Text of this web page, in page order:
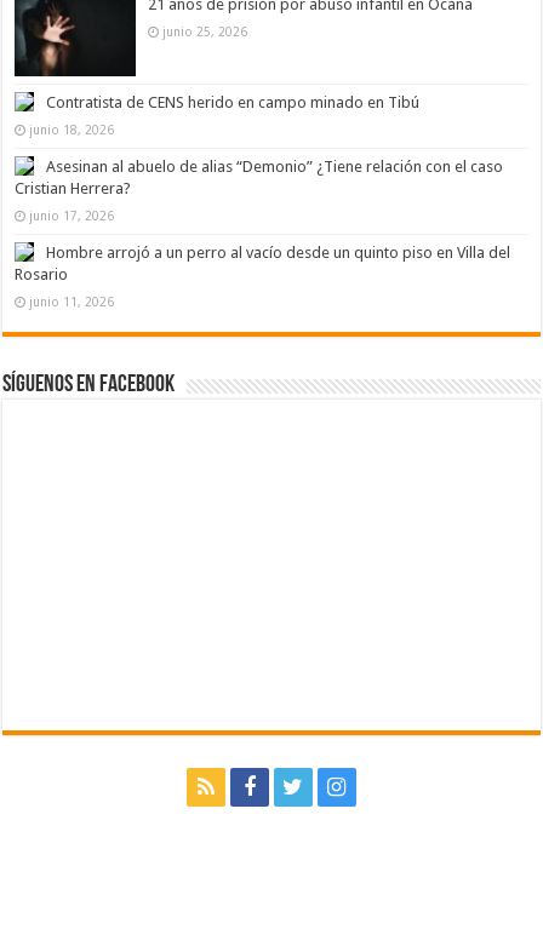
21 años de prisión por abuso infantil en Ocaña
junio 25, 2026
Contratista de CENS herido en campo minado en Tibú
junio 18, 2026
Asesinan al abuelo de alias “Demonio” ¿Tiene relación con el caso
Cristian Herrera?
junio 17, 2026
Hombre arrojó a un perro al vacío desde un quinto piso en Villa del
Rosario
junio 11, 2026
Síguenos en Facebook